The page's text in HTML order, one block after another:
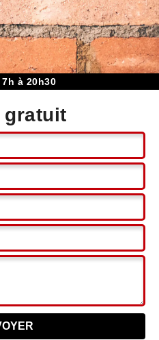
à 20h30
gratuit